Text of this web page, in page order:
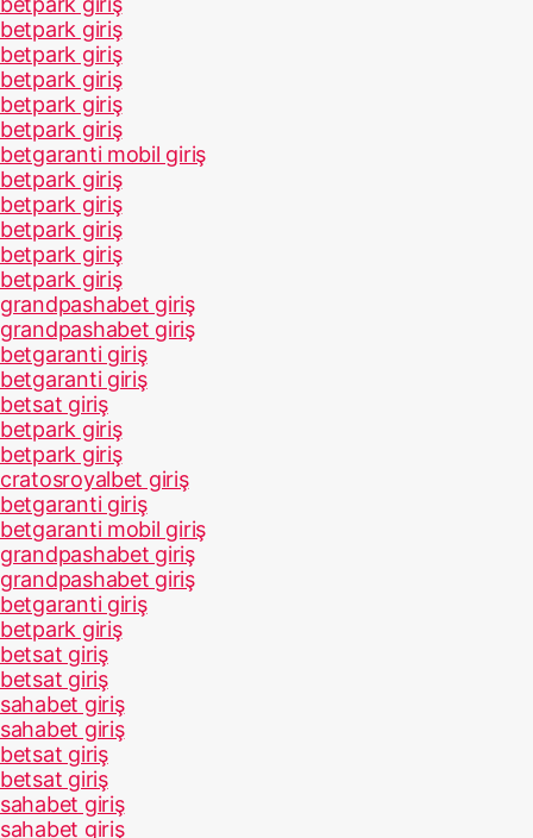
betpark giriş
betpark giriş
betpark giriş
betpark giriş
betpark giriş
betgaranti mobil giriş
betpark giriş
betpark giriş
betpark giriş
betpark giriş
betpark giriş
grandpashabet giriş
grandpashabet giriş
betgaranti giriş
betgaranti giriş
betsat giriş
betpark giriş
betpark giriş
cratosroyalbet giriş
betgaranti giriş
betgaranti mobil giriş
grandpashabet giriş
grandpashabet giriş
betgaranti giriş
betpark giriş
betsat giriş
betsat giriş
sahabet giriş
sahabet giriş
betsat giriş
betsat giriş
sahabet giriş
sahabet giriş